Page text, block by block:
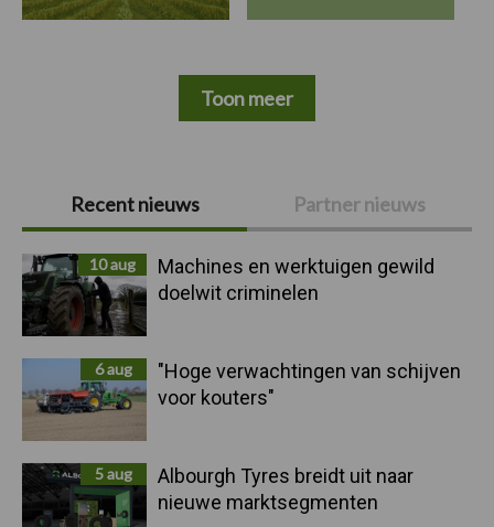
Primaire
Sidebar
Recent nieuws Partner nieuws
10 aug
Machines en werktuigen gewild
doelwit criminelen
6 aug
"Hoge verwachtingen van schijven
voor kouters"
5 aug
Albourgh Tyres breidt uit naar
nieuwe marktsegmenten
Toon meer